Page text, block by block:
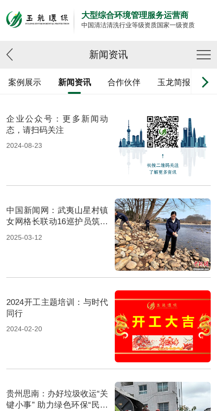
大型综合环境管理服务运营商
中国清洁清洗行业等级资质国家一级资质
新闻资讯
案例展示 新闻资讯 合作伙伴 玉龙简报
企业公众号：更多新闻动
态，请扫码关注
2024-08-23
中国新闻网：武夷山星村镇
女网格长联动16巡护员筑牢
山水土地“防护网”
2025-03-12
2024开工主题培训：与时代
同行
2024-02-20
贵州思南：办好垃圾收运“关
键小事” 助力绿色环保“民生